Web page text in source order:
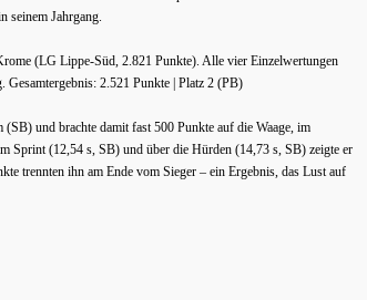
seinem Jahrgang.
(LG Lippe-Süd, 2.821 Punkte). Alle vier Einzelwertungen
Gesamtergebnis: 2.521 Punkte | Platz 2 (PB)
und brachte damit fast 500 Punkte auf die Waage, im
Sprint (12,54 s, SB) und über die Hürden (14,73 s, SB) zeigte er
trennten ihn am Ende vom Sieger – ein Ergebnis, das Lust auf